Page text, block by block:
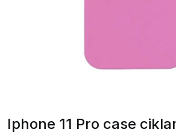
Iphone 11 Pro case